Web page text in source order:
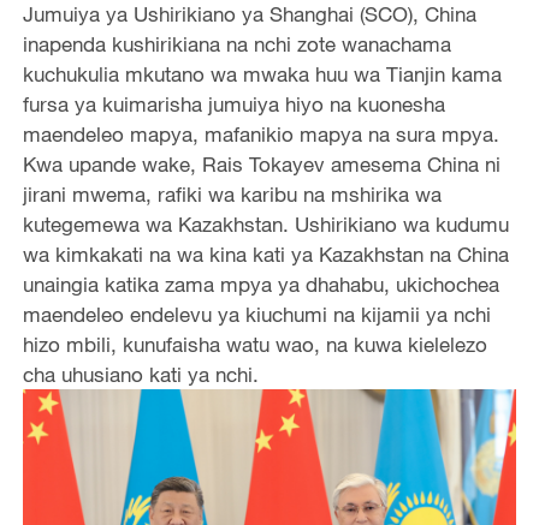
Jumuiya ya Ushirikiano ya Shanghai (SCO), China
inapenda kushirikiana na nchi zote wanachama
kuchukulia mkutano wa mwaka huu wa Tianjin kama
fursa ya kuimarisha jumuiya hiyo na kuonesha
maendeleo mapya, mafanikio mapya na sura mpya.
Kwa upande wake, Rais Tokayev amesema China ni
jirani mwema, rafiki wa karibu na mshirika wa
kutegemewa wa Kazakhstan. Ushirikiano wa kudumu
wa kimkakati na wa kina kati ya Kazakhstan na China
unaingia katika zama mpya ya dhahabu, ukichochea
maendeleo endelevu ya kiuchumi na kijamii ya nchi
hizo mbili, kunufaisha watu wao, na kuwa kielelezo
cha uhusiano kati ya nchi.